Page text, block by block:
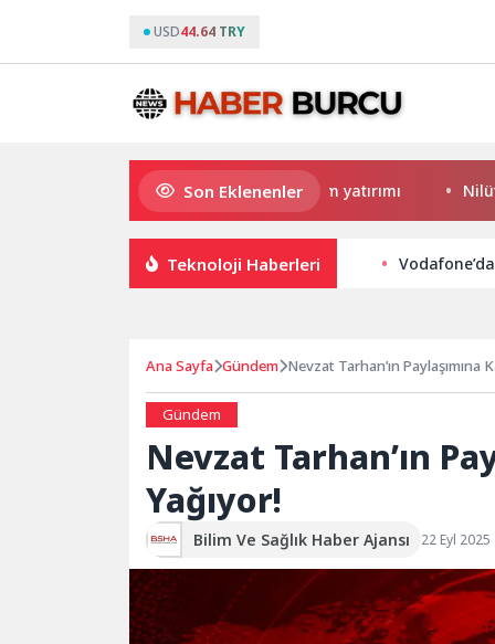
USD44.64 TRY
Son Eklenenler
Darıca’ya modern ulaşım yatırımı Nilüfer’de
Teknoloji Haberleri
Ana Sayfa Gündem Nevzat Tarhan’ın Paylaşımına
Gündem
Nevzat Tarhan’ın
Yağıyor!
Bilim Ve Sağlık Haber Ajansı 22 Eyl